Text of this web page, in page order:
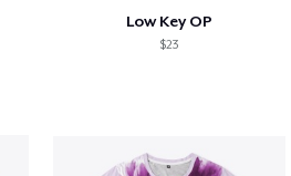
Low Key OP
$23